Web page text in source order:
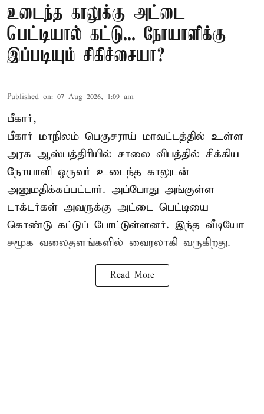
உடைந்த காலுக்கு அட்டை
பெட்டியால் கட்டு... நோயாளிக்கு
இப்படியும் சிகிச்சையா?
Published on: 07 Aug 2026, 1:09 am
பீகார்,
பீகார் மாநிலம் பெகுசராய் மாவட்டத்தில் உள்ள
அரசு ஆஸ்பத்திரியில் சாலை விபத்தில் சிக்கிய
நோயாளி ஒருவர் உடைந்த காலுடன்
அனுமதிக்கப்பட்டார். அப்போது அங்குள்ள
டாக்டர்கள் அவருக்கு அட்டை பெட்டியை
கொண்டு கட்டுப் போட்டுள்ளனர். இந்த வீடியோ
சமூக வலைதளங்களில் வைரலாகி வருகிறது.
Read More